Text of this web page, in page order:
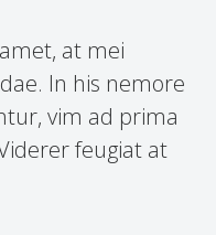
at mei
In his nemore
vim ad prima
feugiat at